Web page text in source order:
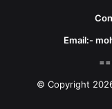
Email:-
© Copyright